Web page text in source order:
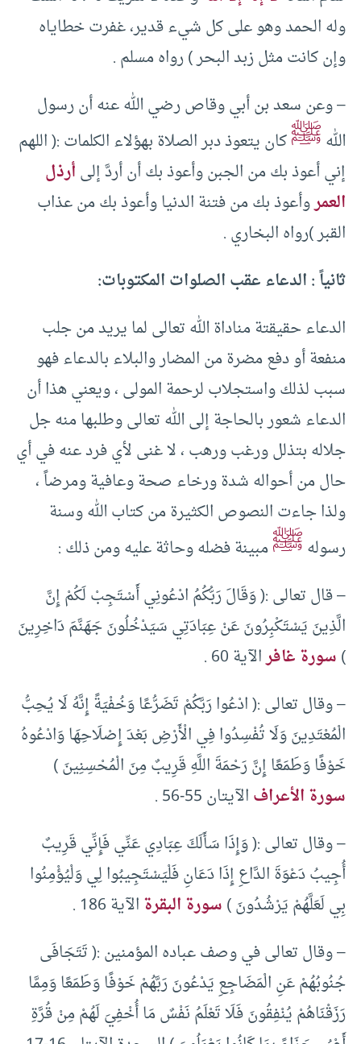
وله الحمد وهو على كل شيء قدير، غفرت خطاياه
وإن كانت مثل زبد البحر ) رواه مسلم .
– وعن سعد بن أبي وقاص رضي الله عنه أن رسول
اللهﷺكان يتعوذ دبر الصلاة بهؤلاء الكلمات :( اللهم
إني أعوذ بك من الجبن وأعوذ بك أن أردَّ إلىأرذل
العمروأعوذ بك من فتنة الدنيا وأعوذ بك من عذاب
القبر )رواه البخاري .
ثانياً : الدعاء عقب الصلوات المكتوبات:
الدعاء حقيقتة مناداة الله تعالى لما يريد من جلب
منفعة أو دفع مضرة من المضار والبلاء بالدعاء فهو
سبب لذلك واستجلاب لرحمة المولى ، ويعني هذا أن
الدعاء شعور بالحاجة إلى الله تعالى وطلبها منه جل
جلاله بتذلل ورغب ورهب ، لا غنى لأي فرد عنه في أي
حال من أحواله شدة ورخاء صحة وعافية ومرضاً ،
ولذا جاءت النصوص الكثيرة من كتاب الله وسنة
رسولهﷺمبينة فضله وحاثة عليه ومن ذلك :
– قال تعالى :( وَقَالَ رَبُّكُمُ ادْعُونِي أَسْتَجِبْ لَكُمْ إِنَّ
الَّذِينَ يَسْتَكْبِرُونَ عَنْ عِبَادَتِي سَيَدْخُلُونَ جَهَنَّمَ دَاخِرِينَ
)سورة غافرالآية 60 .
– وقال تعالى :( ادْعُوا رَبَّكُمْ تَضَرُّعًا وَخُفْيَةً إِنَّهُ لَا يُحِبُّ
الْمُعْتَدِينَ وَلَا تُفْسِدُوا فِي الْأَرْضِ بَعْدَ إِصْلَاحِهَا وَادْعُوهُ
خَوْفًا وَطَمَعًا إِنَّ رَحْمَةَ اللَّهِ قَرِيبٌ مِنَ الْمُحْسِنِينَ )
سورة الأعرافالآيتان 55-56 .
– وقال تعالى :( وَإِذَا سَأَلَكَ عِبَادِي عَنِّي فَإِنِّي قَرِيبٌ
أُجِيبُ دَعْوَةَ الدَّاعِ إِذَا دَعَانِ فَلْيَسْتَجِيبُوا لِي وَلْيُؤْمِنُوا
بِي لَعَلَّهُمْ يَرْشُدُونَ )سورة البقرةالآية 186 .
– وقال تعالى في وصف عباده المؤمنين :( تَتَجَافَى
جُنُوبُهُمْ عَنِ الْمَضَاجِعِ يَدْعُونَ رَبَّهُمْ خَوْفًا وَطَمَعًا وَمِمَّا
رَزَقْنَاهُمْ يُنْفِقُونَ فَلَا تَعْلَمُ نَفْسٌ مَا أُخْفِيَ لَهُمْ مِنْ قُرَّةِ